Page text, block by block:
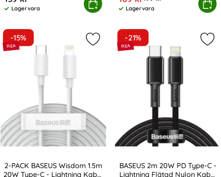
Tillgänglighet:
Lagervara
Köp
1m 2A 10W USB-C - Lightning Laddkabel Smooth Vit
Tillgänglighet:
Lagervara
Köp
BASEUS 1m 20W PD Type-C -
-15%
2-PACK BASEUS Wisdom 1.5m
20W Type-C - Lightning Kabel
Markera 2-PACK BASEUS Wisdom
-21%
BASEUS 2m 20W PD Type-C -
Lightning Flätad Nylon Kabel